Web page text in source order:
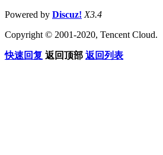
Powered by Discuz! X3.4
Copyright © 2001-2020, Tencent Cloud.
快速回复 返回顶部 返回列表